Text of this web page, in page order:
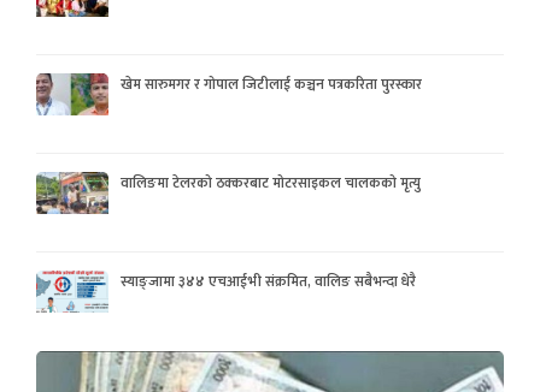
खेम सारुमगर र गोपाल जिटीलाई कञ्चन पत्रकरिता पुरस्कार
वालिङमा टेलरको ठक्करबाट मोटरसाइकल चालकको मृत्यु
स्याङ्जामा ३४४ एचआईभी संक्रमित, वालिङ सबैभन्दा धेरै